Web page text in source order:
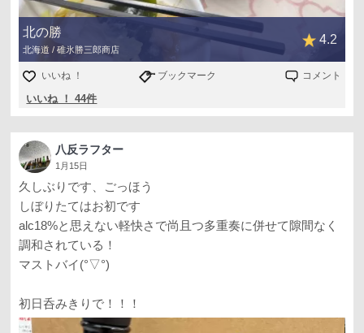
北の勝
北海道 / 碓氷勝三郎商店
4.2
いいね ！ ブックマーク コメント
いいね ！ 44件
八反ラフター
1月15日
久しぶりです、ごっほう
しぼりたてはお初です
alc18%と思えない軽快さで尚且つ多重奏に併せて隙間なく
調和されている！
マストバイ(°▽°)
初日呑みきりで！！！